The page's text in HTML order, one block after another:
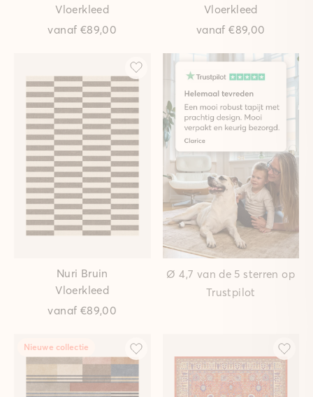
Vloerkleed
vanaf €89,00
Vloerkleed
vanaf€89,00
Nuri Bruin
Vloerkleed
vanaf €89,00
Ø 4,7 van de 5 sterren op
Trustpilot
Nieuwe collectie